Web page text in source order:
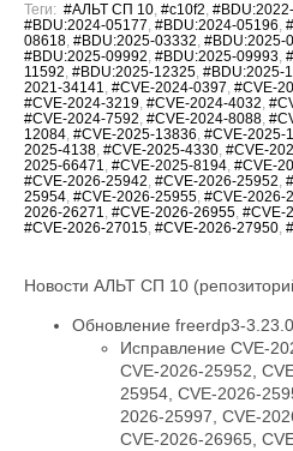
Теги: #АЛЬТ СП 10, #c10f2,
#BDU:2024-05177, #BDU:2024-05196,
08618, #BDU:2025-03332, #BDU:2025-
#BDU:2025-09992, #BDU:2025-09993,
11592, #BDU:2025-12325, #BDU:2025-
2021-34141, #CVE-2024-0397, #CVE-
#CVE-2024-3219, #CVE-2024-4032,
#CVE-2024-7592, #CVE-2024-8088,
12084, #CVE-2025-13836, #CVE-2025-
2025-4138, #CVE-2025-4330, #CVE-
2025-66471, #CVE-2025-8194, #CVE-
#CVE-2026-25942, #CVE-2026-25952,
25954, #CVE-2026-25955, #CVE-2026-
2026-26271, #CVE-2026-26955, #CVE-
#CVE-2026-27015, #CVE-2026-27950,
Новости АЛЬТ СП 10
Обновление freerdp3-
Исправление CVE-
CVE-2026-25952,
25954, CVE-2026-
2026-25997, CVE-
CVE-2026-26965,